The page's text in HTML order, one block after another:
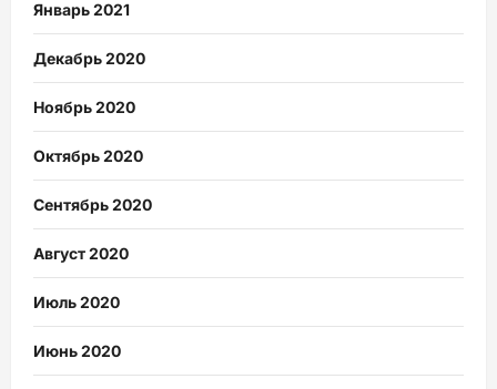
Январь 2021
Декабрь 2020
Ноябрь 2020
Октябрь 2020
Сентябрь 2020
Август 2020
Июль 2020
Июнь 2020